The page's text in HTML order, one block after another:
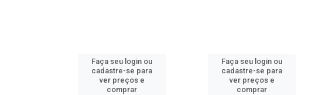
Faça seu login ou
cadastre-se para
ver preços e
comprar
Faça seu login ou
cadastre-se para
ver preços e
comprar